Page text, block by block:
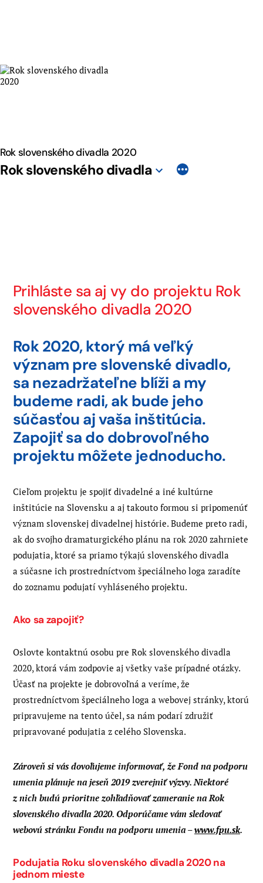
Rok slovenského divadla 2020
Rok slovenského divadla
Prihláste sa aj vy do projektu Rok
slovenského divadla 2020
Rok 2020, ktorý má veľký
význam pre slovenské divadlo,
sa nezadržateľne blíži a my
budeme radi, ak bude jeho
súčasťou aj vaša inštitúcia.
Zapojiť sa do dobrovoľného
projektu môžete jednoducho.
Cieľom projektu je spojiť divadelné a iné kultúrne
inštitúcie na Slovensku a aj takouto formou si pripomenúť
význam slovenskej divadelnej histórie. Budeme preto radi,
ak do svojho dramaturgického plánu na rok 2020 zahrniete
podujatia, ktoré sa priamo týkajú slovenského divadla
a súčasne ich prostredníctvom špeciálneho loga zaradíte
do zoznamu podujatí vyhláseného projektu.
Ako sa zapojiť?
Oslovte kontaktnú osobu pre Rok slovenského divadla
2020, ktorá vám zodpovie aj všetky vaše prípadné otázky.
Účasť na projekte je dobrovoľná a veríme, že
prostredníctvom špeciálneho loga a webovej stránky, ktorú
pripravujeme na tento účel, sa nám podarí združiť
pripravované podujatia z celého Slovenska.
Zároveň si vás dovoľujeme informovať, že Fond na podporu
umenia plánuje na jeseň 2019 zverejniť výzvy. Niektoré
z nich budú prioritne zohľadňovať zameranie na Rok
slovenského divadla 2020. Odporúčame vám sledovať
webovú stránku Fondu na podporu umenia –www.fpu.sk.
Podujatia Roku slovenského divadla 2020 na
jednom mieste